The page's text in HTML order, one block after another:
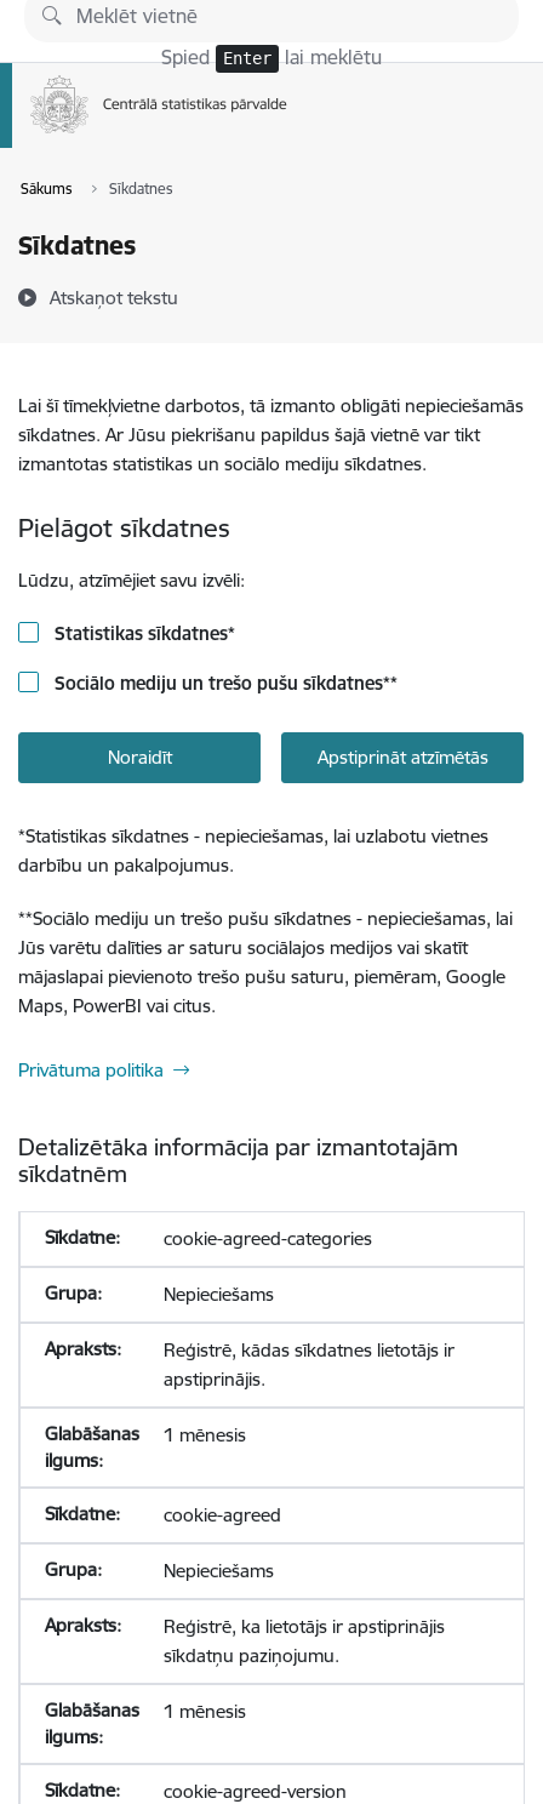
Pāriet uz lapas saturu
Spied Enter lai meklētu
Sākums Sīkdatnes
Sīkdatnes
Atskaņot tekstu
Lai šī tīmekļvietne darbotos, tā izmanto obligāti nepieciešamās
sīkdatnes. Ar Jūsu piekrišanu papildus šajā vietnē var tikt
izmantotas statistikas un sociālo mediju sīkdatnes.
Pielāgot sīkdatnes
Lūdzu, atzīmējiet savu izvēli:
Statistikas sīkdatnes*
Sociālo mediju un trešo pušu sīkdatnes**
Noraidīt Apstiprināt atzīmētās
*Statistikas sīkdatnes - nepieciešamas, lai uzlabotu vietnes
darbību un pakalpojumus.
**Sociālo mediju un trešo pušu sīkdatnes - nepieciešamas, lai
Jūs varētu dalīties ar saturu sociālajos medijos vai skatīt
mājaslapai pievienoto trešo pušu saturu, piemēram, Google
Maps, PowerBI vai citus.
Privātuma politika
Detalizētāka informācija par izmantotajām
sīkdatnēm
cookie-agreed-categories
Nepieciešams
Reģistrē, kādas sīkdatnes lietotājs ir
apstiprinājis.
1 mēnesis
cookie-agreed
Nepieciešams
Reģistrē, ka lietotājs ir apstiprinājis
sīkdatņu paziņojumu.
1 mēnesis
cookie-agreed-version